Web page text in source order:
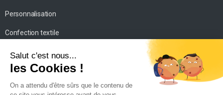
Personnalisation
Confection textile
Impression personnalisée
Mise en scène
Conseils